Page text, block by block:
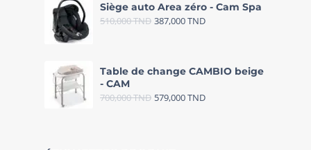
Siège auto Area zéro - Cam Spa
510,000TND 387,000TND
Table de change CAMBIO beige
- CAM
700,000TND 579,000TND